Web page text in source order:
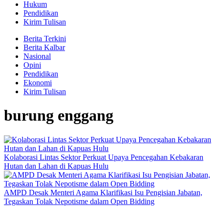
Hukum
Pendidikan
Kirim Tulisan
Berita Terkini
Berita Kalbar
Nasional
Opini
Pendidikan
Ekonomi
Kirim Tulisan
burung enggang
Kolaborasi Lintas Sektor Perkuat Upaya Pencegahan Kebakaran
Hutan dan Lahan di Kapuas Hulu
AMPD Desak Menteri Agama Klarifikasi Isu Pengisian Jabatan,
Tegaskan Tolak Nepotisme dalam Open Bidding